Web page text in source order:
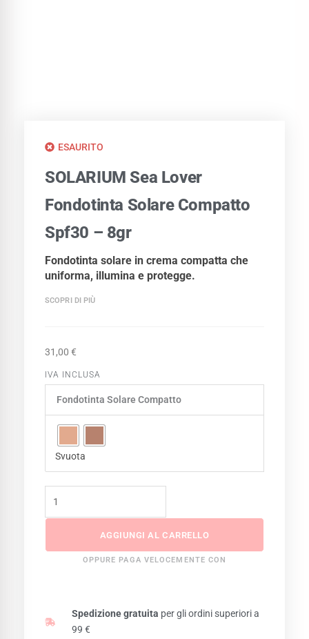
ESAURITO
SOLARIUM Sea Lover
Fondotinta Solare Compatto
Spf30 – 8gr
Fondotinta solare in crema compatta che
uniforma, illumina e protegge.
SCOPRI DI PIÙ
31,00 €
IVA INCLUSA
Fondotinta Solare Compatto
Svuota
Lover
Solare
Compatto
Spf30
8gr
AGGIUNGI AL CARRELLO
OPPURE PAGA VELOCEMENTE CON
Spedizione gratuita per gli ordini superiori a
99 €